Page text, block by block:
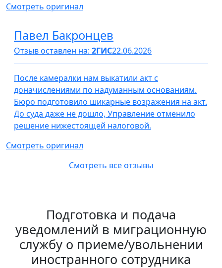
Смотреть оригинал
Павел Бакронцев
Отзыв оставлен на: 2ГИС22.06.2026
После камералки нам выкатили акт с
доначислениями по надуманным основаниям.
Бюро подготовило шикарные возражения на акт.
До суда даже не дошло, Управление отменило
решение нижестоящей налоговой.
Смотреть оригинал
Смотреть все отзывы
Подготовка и подача
уведомлений в миграционную
службу о приеме/увольнении
иностранного сотрудника